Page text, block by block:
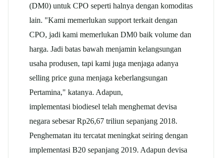
(DM0) untuk CPO seperti halnya dengan komoditas
lain. "Kami memerlukan support terkait dengan
CPO, jadi kami memerlukan DM0 baik volume dan
harga. Jadi batas bawah menjamin kelangsungan
usaha produsen, tapi kami juga menjaga adanya
selling price guna menjaga keberlangsungan
Pertamina," katanya. Adapun,
implementasi biodiesel telah menghemat devisa
negara sebesar Rp26,67 triliun sepanjang 2018.
Penghematan itu tercatat meningkat seiring dengan
implementasi B20 sepanjang 2019. Adapun devisa